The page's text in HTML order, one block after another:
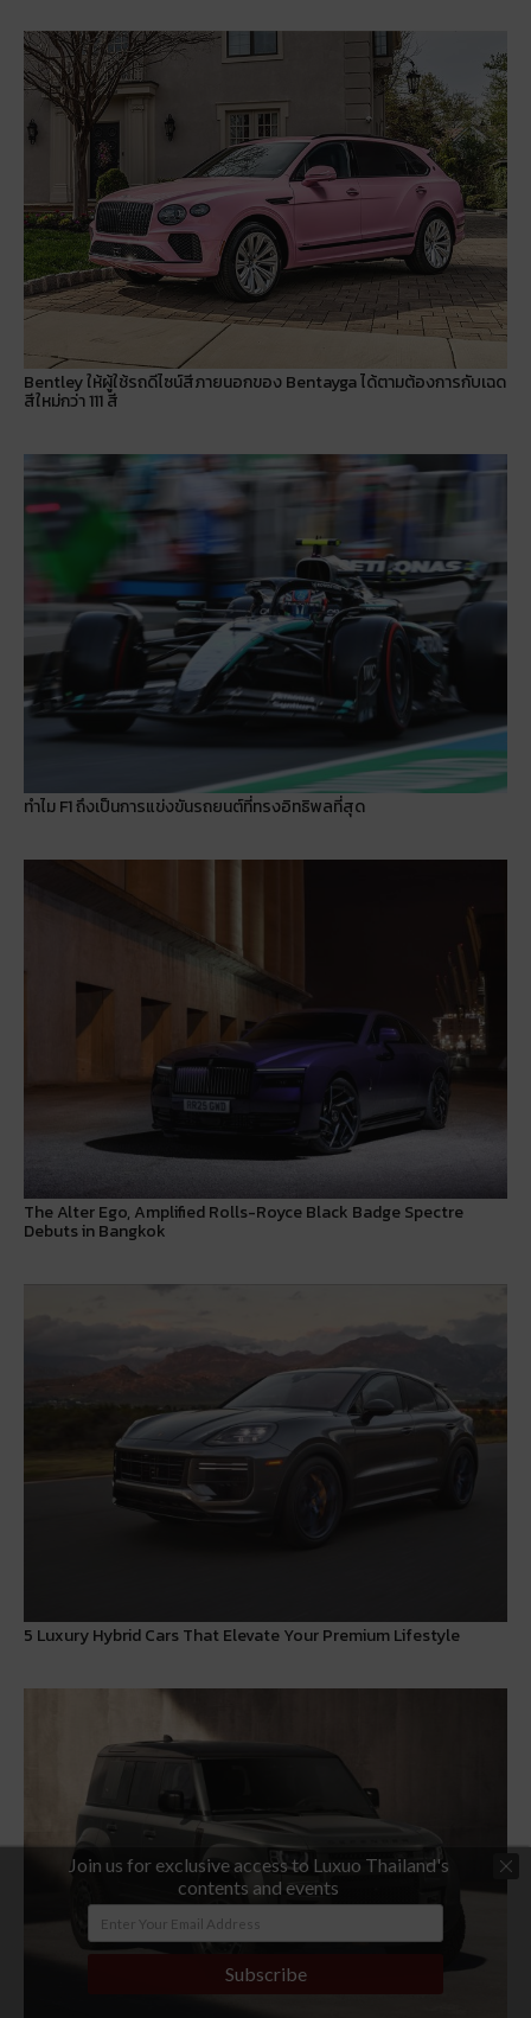
Bentley ให้ผู้ใช้รถดีไซน์สีภายนอกของ Bentayga ได้ตามต้องการกับเฉด
สีใหม่กว่า 111 สี
ทำไม F1 ถึงเป็นการแข่งขันรถยนต์ที่ทรงอิทธิพลที่สุด
The Alter Ego, Amplified Rolls-Royce Black Badge Spectre
Debuts in Bangkok
5 Luxury Hybrid Cars That Elevate Your Premium Lifestyle
Join us for exclusive access to Luxuo Thailand's
contents and events
Subscribe